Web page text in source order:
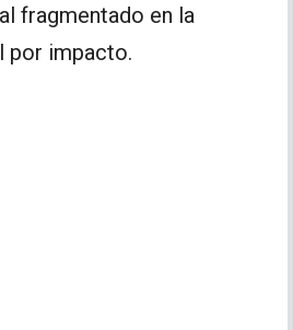
fragmentado en la
por impacto.